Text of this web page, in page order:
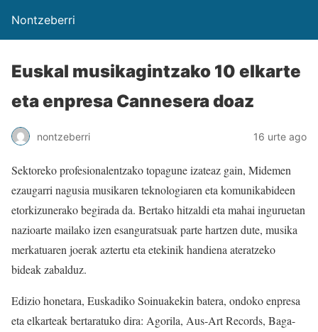
Nontzeberri
Euskal musikagintzako 10 elkarte
eta enpresa Cannesera doaz
nontzeberri 16 urte ago
Sektoreko profesionalentzako topagune izateaz gain, Midemen
ezaugarri nagusia musikaren teknologiaren eta komunikabideen
etorkizunerako begirada da. Bertako hitzaldi eta mahai inguruetan
nazioarte mailako izen esanguratsuak parte hartzen dute, musika
merkatuaren joerak aztertu eta etekinik handiena ateratzeko
bideak zabalduz.
Edizio honetara, Euskadiko Soinuakekin batera, ondoko enpresa
eta elkarteak bertaratuko dira: Agorila, Aus-Art Records, Baga-